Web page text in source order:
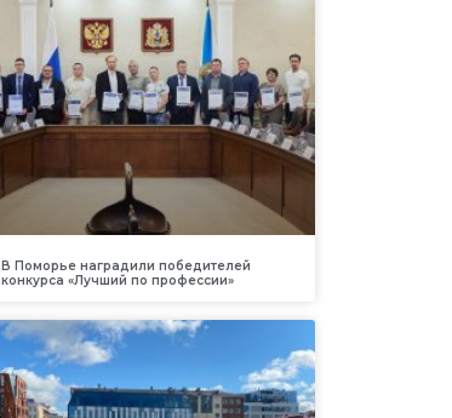
В Поморье наградили победителей
конкурса «Лучший по профессии»